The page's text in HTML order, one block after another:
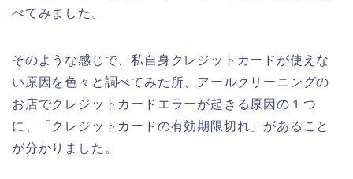
べてみました。
そのような感じで、私自身クレジットカードが使えな
い原因を色々と調べてみた所、アールクリーニングの
お店でクレジットカードエラーが起きる原因の１つ
に、「クレジットカードの有効期限切れ」があること
が分かりました。